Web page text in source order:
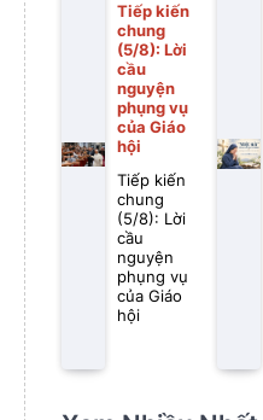
Tiếp kiến
chung
(5/8): Lời
cầu
nguyện
phụng vụ
của Giáo
hội
Tiếp kiến
chung
(5/8): Lời
cầu
nguyện
phụng vụ
của Giáo
hội